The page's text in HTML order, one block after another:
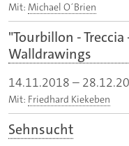
Mit: Michael O´Brien
"Tourbillon -
Walldrawings
14.11.2018 –
Mit: Friedhard Kiekeben
Sehnsucht